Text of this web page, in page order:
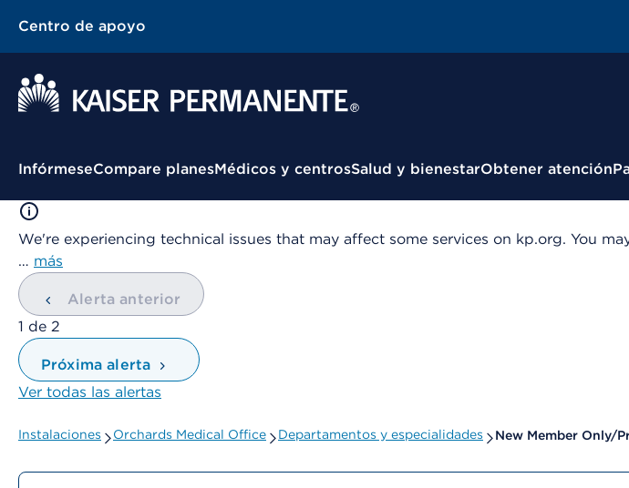
Centro de apoyo
Menú contextual
InfórmeseCompare planesMédicos y centrosSalud y bienestarObtener atención
We're experiencing technical issues that may affect some services on kp.org. You
… más
Alerta anterior
mostrando
1 de 2
Próxima alerta
Ver todas las alertas
Instalaciones Orchards Medical Office Departamentos y especialidades New Member Only/